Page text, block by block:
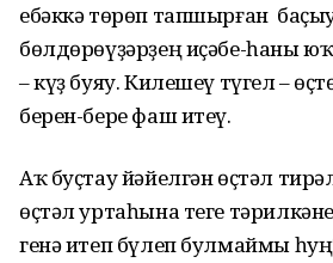
ебәккә төрөп тапшырған
бөлдөрөүҙәрҙең иҫәбе-һаны
– күҙ буяу. Килешеү түгел –
берен-бере фаш итеү.
Аҡ буҫтау йәйелгән өҫтәл
өҫтәл уртаһына теге
генә итеп бүлеп булмаймы